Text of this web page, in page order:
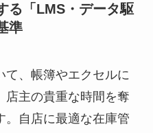
る「LMS・データ駆
準
て、帳簿やエクセルに
店主の貴重な時間を奪
。自店に最適な在庫管